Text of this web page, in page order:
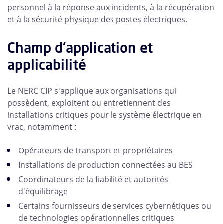
personnel à la réponse aux incidents, à la récupération
et à la sécurité physique des postes électriques.
Champ d'application et
applicabilité
Le NERC CIP s'applique aux organisations qui
possèdent, exploitent ou entretiennent des
installations critiques pour le système électrique en
vrac, notamment :
Opérateurs de transport et propriétaires
Installations de production connectées au BES
Coordinateurs de la fiabilité et autorités
d'équilibrage
Certains fournisseurs de services cybernétiques ou
de technologies opérationnelles critiques